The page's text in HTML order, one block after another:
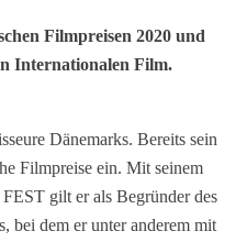
Filmpreisen 2020 und
Internationalen Film.
Dänemarks. Bereits sein
Filmpreise ein. Mit seinem
gilt er als Begründer des
bei dem er unter anderem mit